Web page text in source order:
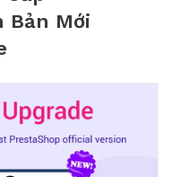
Bản Mới